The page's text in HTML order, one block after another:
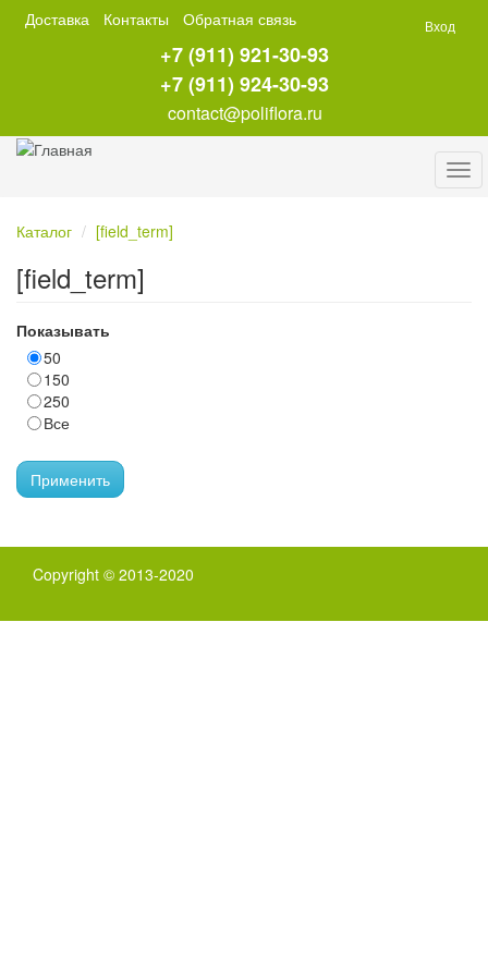
Перейти
Доставка Контакты Обратная связь
+7 (911) 921-30-93
+7 (911) 924-30-93
contact@poliflora.ru
Вход
Каталог
[field_term]
[field_term]
Показывать
50
150
250
Все
Применить
Copyright © 2013-2020